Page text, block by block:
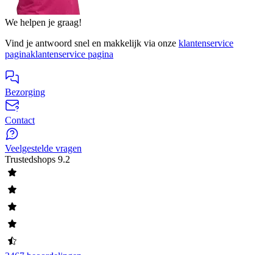
We helpen je graag!
Vind je antwoord snel en makkelijk via onze klantenservice
paginaklantenservice pagina
Bezorging
Contact
Veelgestelde vragen
Trustedshops 9.2